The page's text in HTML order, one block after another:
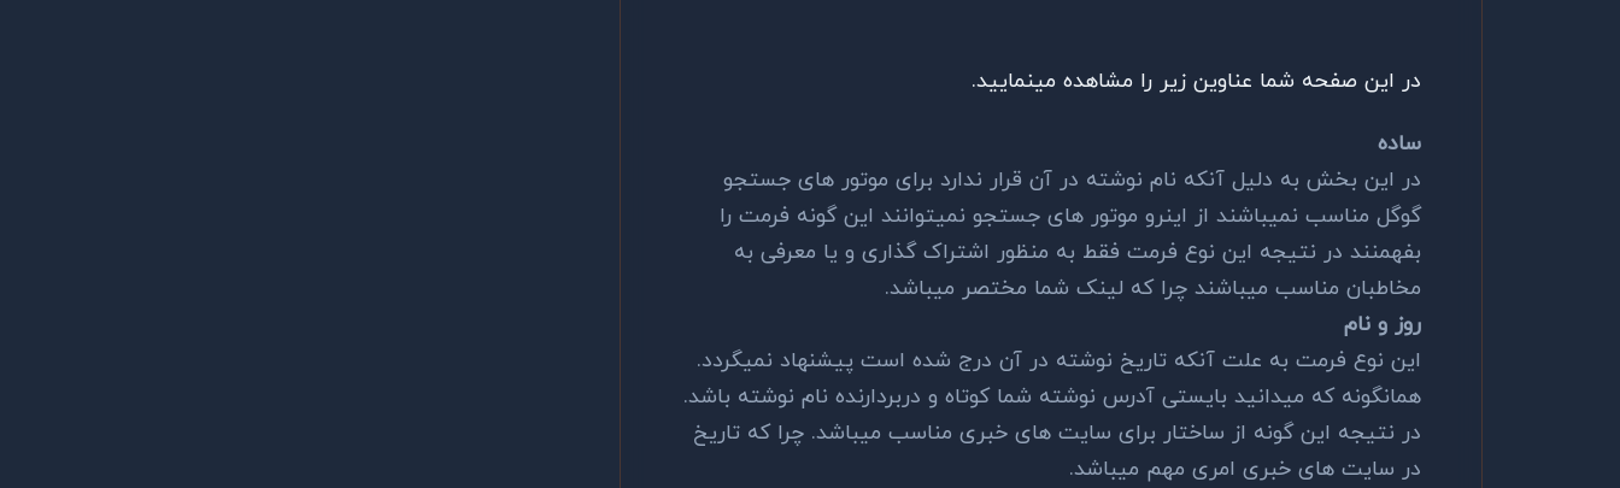
در این صفحه شما عناوین زیر را مشاهده مینمایید.
ساده
در این بخش به دلیل آنکه نام نوشته در آن قرار ندارد برای موتور های جستجو
گوگل مناسب نمیباشند از اینرو موتور های جستجو نمیتوانند این گونه فرمت را
بفهمنند در نتیجه این نوع فرمت فقط به منظور اشتراک گذاری و یا معرفی به
مخاطبان مناسب میباشند چرا که لینک شما مختصر میباشد.
روز و نام
این نوع فرمت به علت آنکه تاریخ نوشته در آن درج شده است پیشنهاد نمیگردد.
همانگونه که میدانید بایستی آدرس نوشته شما کوتاه و دربردارنده نام نوشته باشد.
در نتیجه این گونه از ساختار برای سایت های خبری مناسب میباشد. چرا که تاریخ
در سایت های خبری امری مهم میباشد.